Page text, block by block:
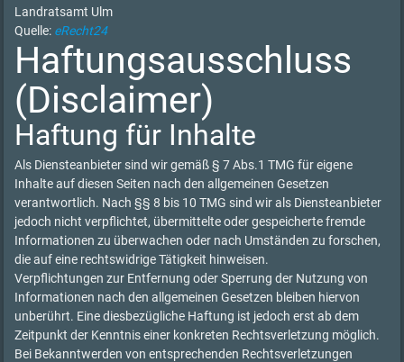
Landratsamt Ulm
Quelle: eRecht24
Haftungsausschluss
(Disclaimer)
Haftung für Inhalte
Als Diensteanbieter sind wir gemäß § 7 Abs.1 TMG für eigene
Inhalte auf diesen Seiten nach den allgemeinen Gesetzen
verantwortlich. Nach §§ 8 bis 10 TMG sind wir als Diensteanbieter
jedoch nicht verpflichtet, übermittelte oder gespeicherte fremde
Informationen zu überwachen oder nach Umständen zu forschen,
die auf eine rechtswidrige Tätigkeit hinweisen.
Verpflichtungen zur Entfernung oder Sperrung der Nutzung von
Informationen nach den allgemeinen Gesetzen bleiben hiervon
unberührt. Eine diesbezügliche Haftung ist jedoch erst ab dem
Zeitpunkt der Kenntnis einer konkreten Rechtsverletzung möglich.
Bei Bekanntwerden von entsprechenden Rechtsverletzungen